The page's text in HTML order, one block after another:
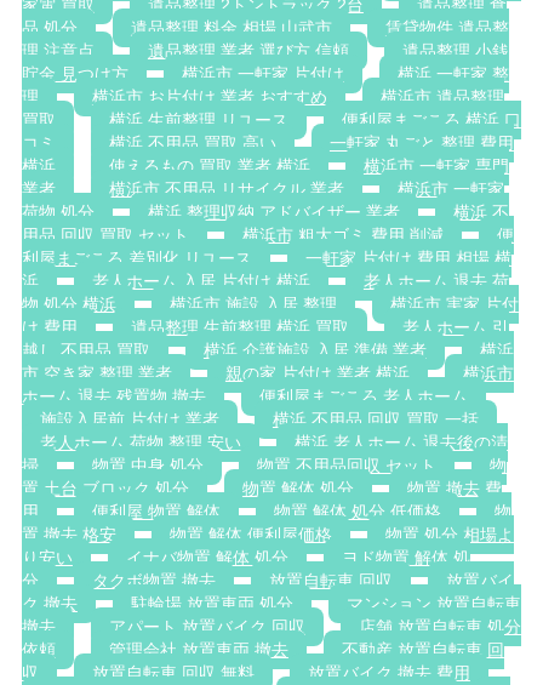
家電 買取 遺品整理 2トントラック 2台
遺品整理 食
品 処分
遺品整理 料金 相場 山武市
賃貸物件 遺品整
理 注意点
遺品整理 業者 選び方 信頼
遺品整理 小銭
貯金 見つけ方
横浜市 一軒家 片付け
横浜 一軒家 整
理
横浜市 お片付け 業者 おすすめ
横浜市 遺品整理
買取
横浜 生前整理 リユース
便利屋まごころ 横浜 口
コミ
横浜 不用品 買取 高い
一軒家 丸ごと 整理 費用
横浜
使えるもの 買取 業者 横浜
横浜市 一軒家 専門
業者
横浜市 不用品 リサイクル 業者
横浜市 一軒家
荷物 処分
横浜 整理収納 アドバイザー 業者
横浜 不
用品 回収 買取 セット
横浜市 粗大ゴミ 費用 削減
便
利屋まごころ 差別化 リユース
一軒家 片付け 費用 相場 横
浜
老人ホーム 入居 片付け 横浜
老人ホーム 退去 荷
物 処分 横浜
横浜市 施設 入居 整理
横浜市 実家 片付
け 費用
遺品整理 生前整理 横浜 買取
老人ホーム 引
越し 不用品 買取
横浜 介護施設 入居 準備 業者
横浜
市 空き家 整理 業者
親の家 片付け 業者 横浜
横浜市
ホーム 退去 残置物 撤去
便利屋まごころ 老人ホーム
施設入居前 片付け 業者
横浜 不用品 回収 買取 一括
老人ホーム 荷物 整理 安い
横浜 老人ホーム 退去後の清
掃
物置 中身 処分 物置 不用品回収 セット
物
置 土台 ブロック 処分
物置 解体 処分
物置 撤去 費
用
便利屋 物置 解体 物置 解体 処分 低価格
物
置 撤去 格安
物置 解体 便利屋価格
物置 処分 相場よ
り安い
イナバ物置 解体 処分
ヨド物置 解体 処
分
タクボ物置 撤去 放置自転車 回収
放置バイ
ク 撤去
駐輪場 放置車両 処分
マンション 放置自転車
撤去
アパート 放置バイク 回収
店舗 放置自転車 処分
依頼
管理会社 放置車両 撤去
不動産 放置自転車 回
収
放置自転車 回収 無料
放置バイク 撤去 費用